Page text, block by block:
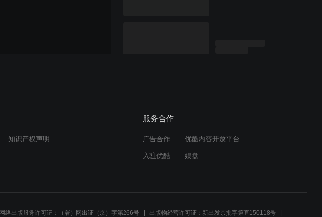
知识产权声明
服务合作
广告合作 优酷内容开放平台
入驻优酷 娱盘
网络出版服务许可证：（署）网出证（京）字第266号 出版物经营许可证：新出发京批字第直150118号